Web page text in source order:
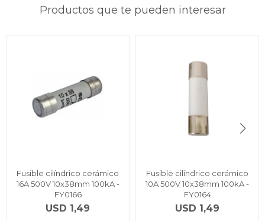
Productos que te pueden interesar
Fusible cilíndrico cerámico
16A 500V 10x38mm 100kA -
FY0166
USD 1,49
Fusible cilíndrico cerámico
10A 500V 10x38mm 100kA -
FY0164
USD 1,49